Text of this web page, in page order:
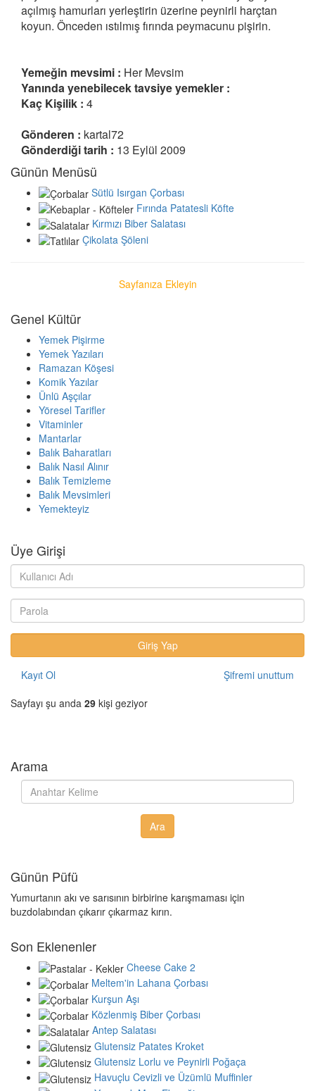
açılmış hamurları yerleştirin üzerine peynirli harçtan
koyun. Önceden ıstılmış fırında peymacunu pişirin.
Yemeğin mevsimi : Her Mevsim
Yanında yenebilecek tavsiye yemekler :
Kaç Kişilik : 4
Gönderen : kartal72
Gönderdiği tarih : 13 Eylül 2009
Günün Menüsü
Sütlü Isırgan Çorbası
Fırında Patatesli Köfte
Kırmızı Biber Salatası
Çikolata Şöleni
Sayfanıza Ekleyin
Genel Kültür
Yemek Pişirme
Yemek Yazıları
Ramazan Köşesi
Komik Yazılar
Ünlü Aşçılar
Yöresel Tarifler
Vitaminler
Mantarlar
Balık Baharatları
Balık Nasıl Alınır
Balık Temizleme
Balık Mevsimleri
Yemekteyiz
Üye Girişi
Kayıt Ol
Şifremi unuttum
Sayfayı şu anda 29 kişi geziyor
Arama
Günün Püfü
Yumurtanın akı ve sarısının birbirine karışmaması için
buzdolabından çıkarır çıkarmaz kırın.
Son Eklenenler
Cheese Cake 2
Meltem'in Lahana Çorbası
Kurşun Aşı
Közlenmiş Biber Çorbası
Antep Salatası
Glutensiz Patates Kroket
Glutensiz Lorlu ve Peynirli Poğaça
Havuçlu Cevizli ve Üzümlü Muffinler